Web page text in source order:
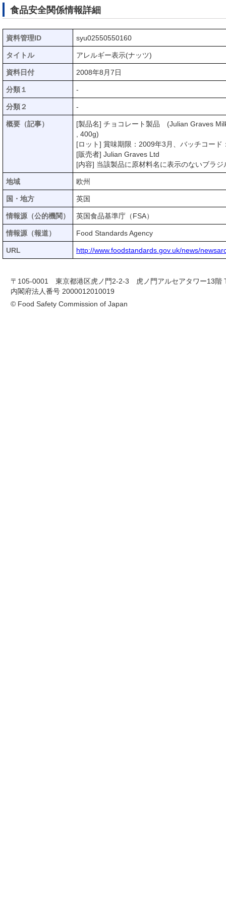
食品安全関係情報詳細
資料管理ID syu02550550160
タイトル アレルギー表示(ナッツ)
資料日付 2008年8月7日
分類１ -
分類２ -
概要（記事）
[製品名] チョコレート製品 (Julian Graves
, 400g)
[ロット] 賞味期限：2009年3月、バッチコード
[販売者] Julian Graves Ltd
[内容] 当該製品に原材料名に表示のないブラ
地域 欧州
国・地方 英国
情報源（公的機関） 英国食品基準庁（FSA）
情報源（報道） Food Standards Agency
URL http://www.foodstandards.gov.uk/news/
〒105-0001 東京都港区虎ノ門2-2-3 虎ノ門アルセアタワー13階
内閣府法人番号 2000012010019
© Food Safety Commission of Japan